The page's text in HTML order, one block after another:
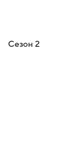
Сезон 2